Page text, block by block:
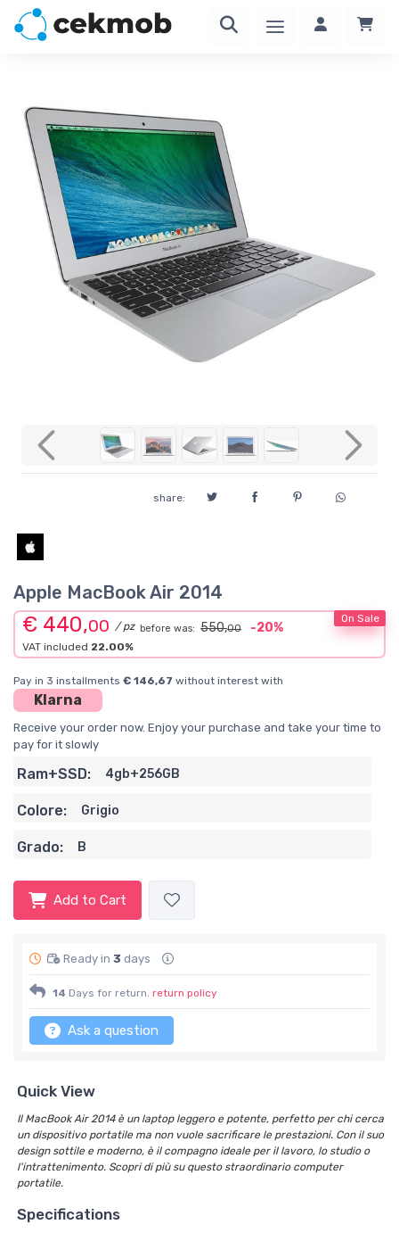
Previous Next
share:
Apple MacBook Air 2014
On Sale
€ 440,00 / pz before was: 550,00 -20%
VAT included 22.00%
Pay in 3 installments € 146,67 without interest with
Klarna
Receive your order now. Enjoy your purchase and take your time to
pay for it slowly
Ram+SSD: 4gb+256GB
Colore: Grigio
Grado: B
Add to Cart
Ready in 3 days
14 Days for return. return policy
Ask a question
Quick View
Il MacBook Air 2014 è un laptop leggero e potente, perfetto per chi cerca
un dispositivo portatile ma non vuole sacrificare le prestazioni. Con il suo
design sottile e moderno, è il compagno ideale per il lavoro, lo studio o
l'intrattenimento. Scopri di più su questo straordinario computer
portatile.
Specifications